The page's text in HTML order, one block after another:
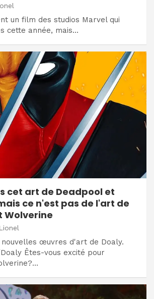
un film des studios Marvel qui
cette année, mais…
cet art de Deadpool et
ce n'est pas de l'art de
Wolverine
Lionel
œuvres d'art de Doaly.
Êtes-vous excité pour